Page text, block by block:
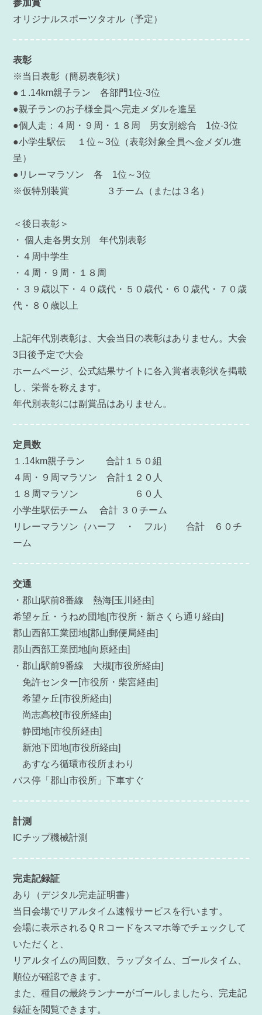
参加賞
オリジナルスポーツタオル（予定）
表彰
※当日表彰（簡易表彰状）
●１.14km親子ラン 各部門1位-3位
●親子ランのお子様全員へ完走メダルを進呈
●個人走：４周・９周・１８周 男女別総合 1位-3位
●小学生駅伝 １位～3位（表彰対象全員へ金メダル進
呈）
●リレーマラソン 各 1位～3位
※仮特別装賞 ３チーム（または３名）
＜後日表彰＞
・ 個人走各男女別 年代別表彰
・４周中学生
・４周・９周・１８周
・３９歳以下・４０歳代・５０歳代・６０歳代・７０歳
代・８０歳以上
上記年代別表彰は、大会当日の表彰はありません。大会
3日後予定で大会
ホームページ、公式結果サイトに各入賞者表彰状を掲載
し、栄誉を称えます。
年代別表彰には副賞品はありません。
定員数
１.14km親子ラン 合計１５０組
４周・９周マラソン 合計１２０人
１８周マラソン ６０人
小学生駅伝チーム 合計 ３０チーム
リレーマラソン（ハーフ ・ フル） 合計 ６０チ
ーム
交通
・郡山駅前8番線 熱海[玉川経由]
希望ヶ丘・うねめ団地[市役所・新さくら通り経由]
郡山西部工業団地[郡山郵便局経由]
郡山西部工業団地[向原経由]
・郡山駅前9番線 大槻[市役所経由]
免許センター[市役所・柴宮経由]
希望ヶ丘[市役所経由]
尚志高校[市役所経由]
静団地[市役所経由]
新池下団地[市役所経由]
あすなろ循環市役所まわり
バス停「郡山市役所」下車すぐ
計測
ICチップ機械計測
完走記録証
あり（デジタル完走証明書）
当日会場でリアルタイム速報サービスを行います。
会場に表示されるＱＲコードをスマホ等でチェックして
いただくと、
リアルタイムの周回数、ラップタイム、ゴールタイム、
順位が確認できます。
また、種目の最終ランナーがゴールしましたら、完走記
録証を閲覧できます。